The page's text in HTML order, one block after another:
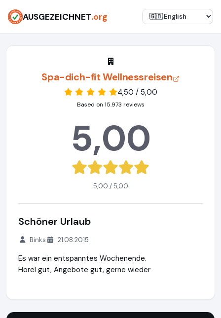
AUSGEZEICHNET.org
Spa-dich-fit Wellnessreisen
4,50 / 5,00
Based on 15.973 reviews
5,00
5,00 / 5,00
Schöner Urlaub
Binks 21.08.2015
Es war ein entspanntes Wochenende.
Horel gut, Angebote gut, gerne wieder